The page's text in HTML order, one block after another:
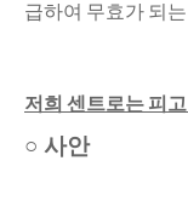
급하여 무효가 되
저희 센트로는 피
○ 사안